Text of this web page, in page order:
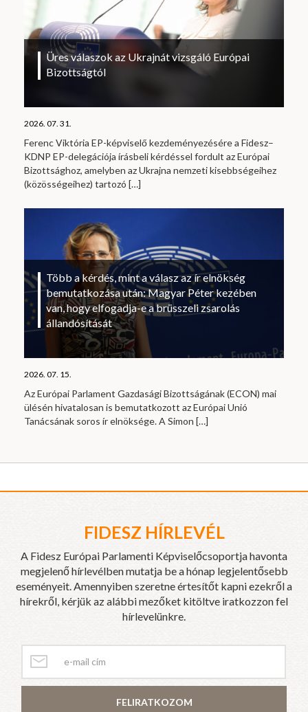
Üres válaszok az Ukrajnát vizsgáló Európai
Bizottságtól
2026. 07. 31.
Ferenc Viktória EP-képviselő kezdeményezésére a Fidesz–
KDNP EP-delegációja írásbeli kérdéssel fordult az Európai
Bizottsághoz, amelyben az Ukrajna nemzeti kisebbségeihez
(közösségeihez) tartozó […]
Több a kérdés, mint a válasz az ír elnökség
bemutatkozása után: Magyar Péter kezében
van, hogy elfogadja-e a brüsszeli zsarolás
állandósítását
2026. 07. 15.
Az Európai Parlament Gazdasági Bizottságának (ECON) mai
ülésén hivatalosan is bemutatkozott az Európai Unió
Tanácsának soros ír elnöksége. A Simon […]
FIDESZ HÍRLEVÉL
A Fidesz Európai Parlamenti Képviselőcsoportja havonta
megjelenő hírlevélben mutatja be a hónap legjelentősebb
eseményeit. Amennyiben szeretne értesítőt kapni ezekről a
hírekről, kérjük az alábbi mezőket kitöltve iratkozzon fel
hírlevelünkre.
FELIRATKOZOM